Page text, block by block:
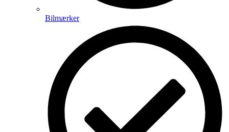
Bilmærker